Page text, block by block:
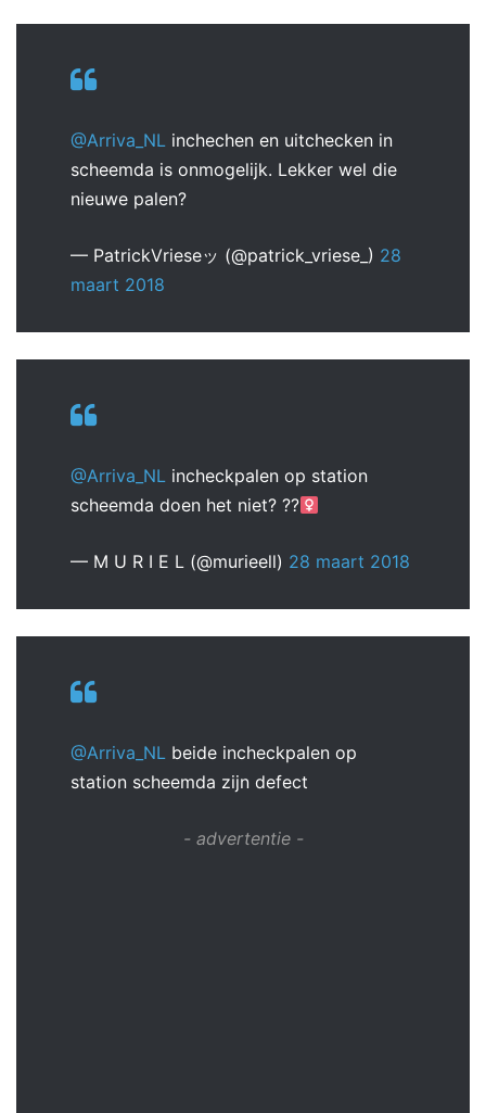
@Arriva_NL inchechen en uitchecken in
scheemda is onmogelijk. Lekker wel die
nieuwe palen?
— PatrickVrieseッ (@patrick_vriese_) 28
maart 2018
@Arriva_NL incheckpalen op station
scheemda doen het niet? ??‍
— M U R I E L (@murieell) 28 maart 2018
@Arriva_NL beide incheckpalen op
station scheemda zijn defect
- advertentie -